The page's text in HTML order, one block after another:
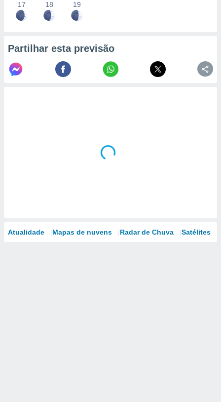
17 18 19
Partilhar esta previsão
Atualidade Mapas de nuvens Radar de Chuva Satélites